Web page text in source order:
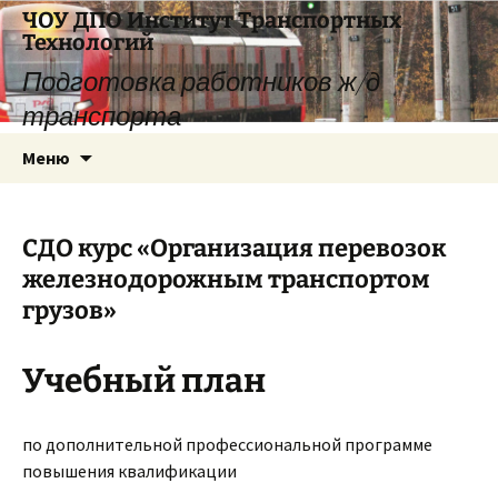
Перейти
к
содержимому
ЧОУ ДПО Институт Транспортных
Технологий
Подготовка работников ж/д
транспорта
Меню
СДО курс «Организация перевозок
железнодорожным транспортом
грузов»
Учебный план
по дополнительной профессиональной программе
повышения квалификации